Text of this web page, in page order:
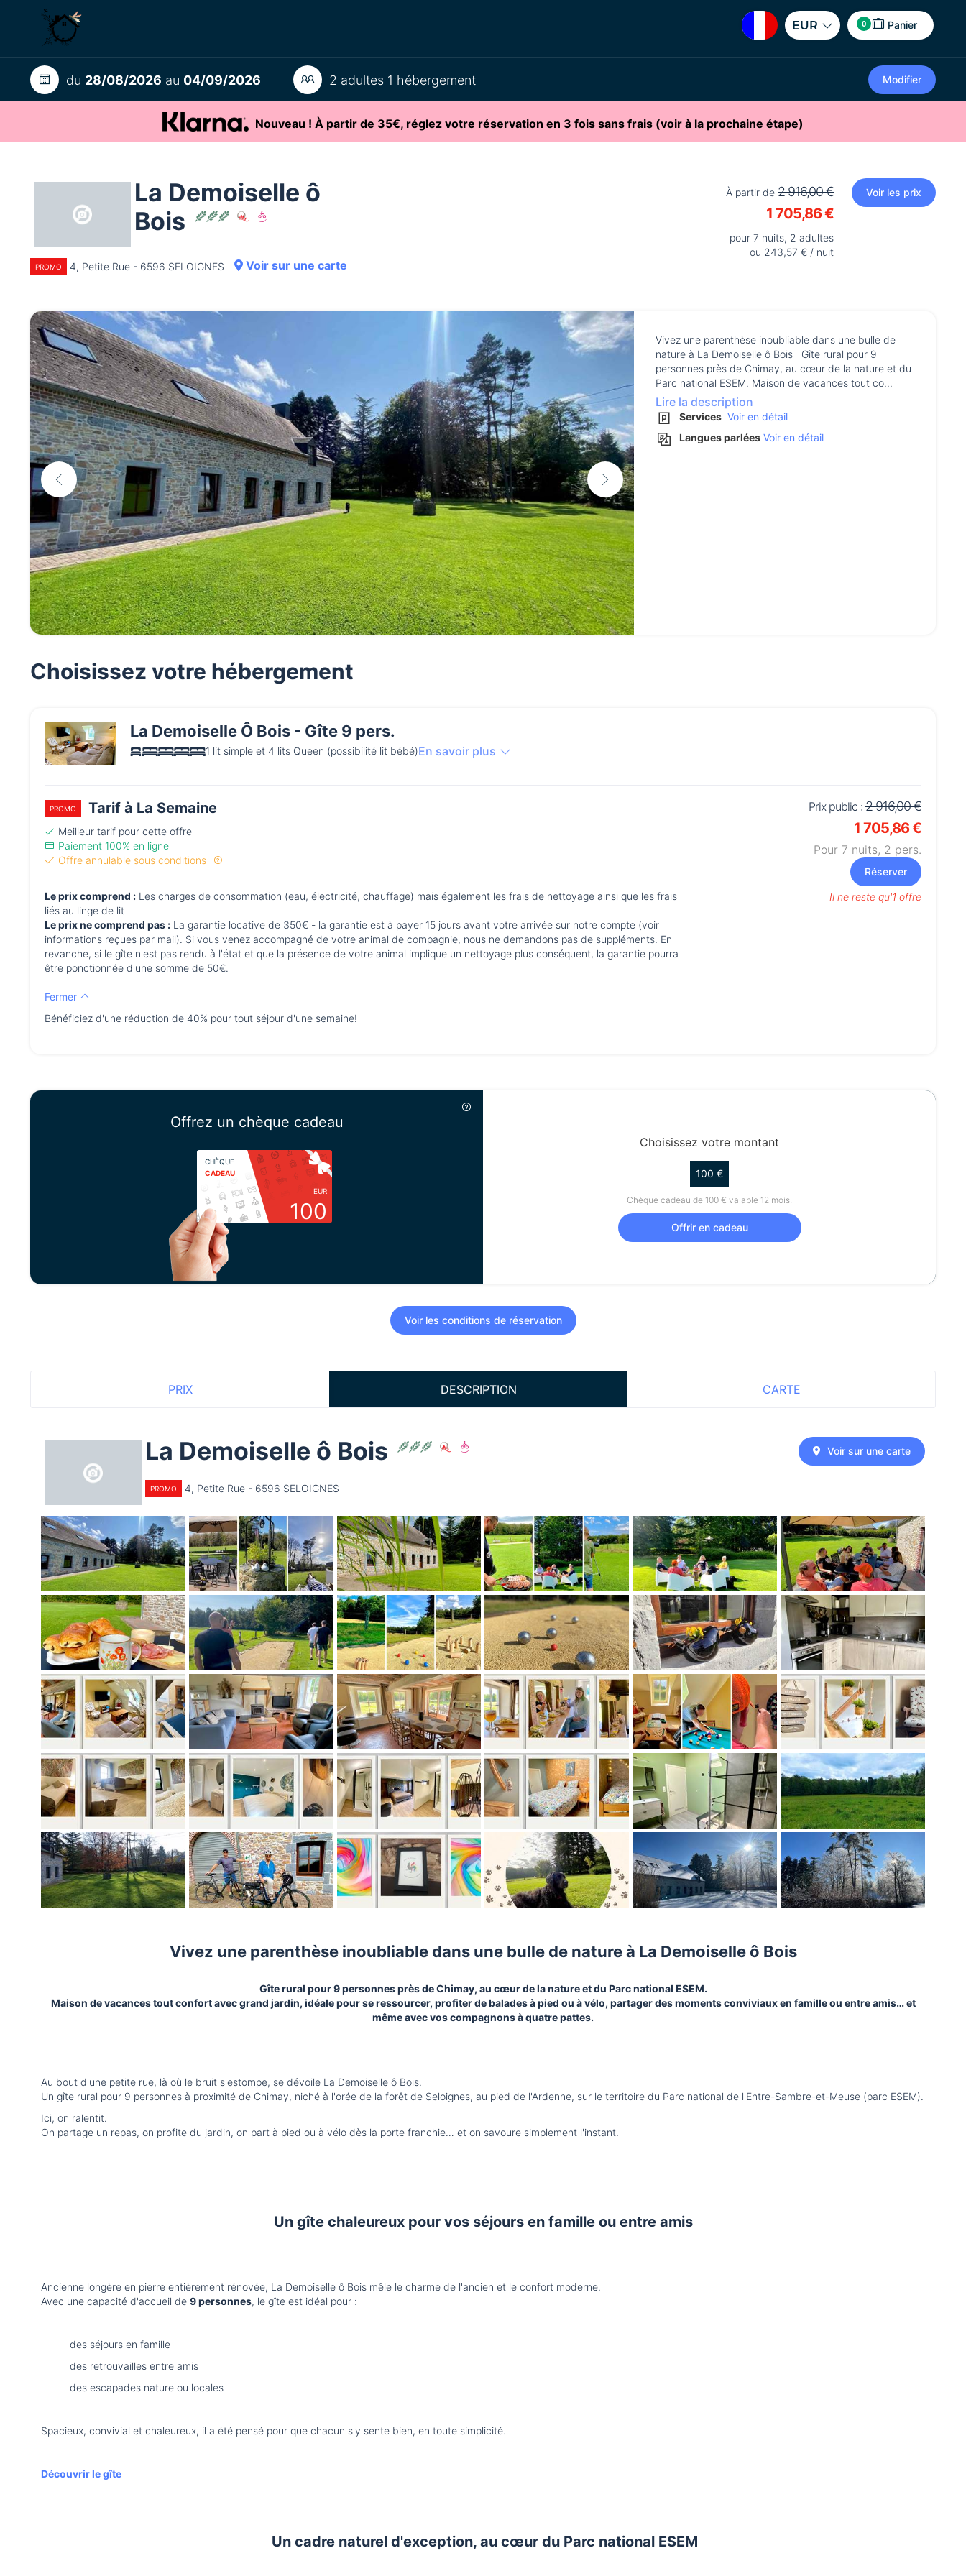
EUR 0 Panier
du 28/08/2026 au 04/09/2026 2 adultes 1 hébergement Modifier
Nouveau ! À partir de 35€, réglez votre réservation en 3 fois sans frais (voir à la prochaine étape)
La Demoiselle ô
Bois
PROMO 4, Petite Rue - 6596 SELOIGNES Voir sur une carte
À partir de 2 916,00 €
1 705,86 €
pour 7 nuits, 2 adultes
ou 243,57 € / nuit
Voir les prix
Vivez une parenthèse inoubliable dans une bulle de
nature à La Demoiselle ô Bois Gîte rural pour 9
personnes près de Chimay, au cœur de la nature et du
Parc national ESEM. Maison de vacances tout co...
Lire la description
Services Voir en détail
Langues parlées Voir en détail
Choisissez votre hébergement
La Demoiselle Ô Bois - Gîte 9 pers.
1 lit simple et 4 lits Queen (possibilité lit bébé)En savoir plus
PROMO Tarif à La Semaine
Meilleur tarif pour cette offre
Paiement 100% en ligne
Offre annulable sous conditions
Le prix comprend :
liés au linge de lit
Le prix ne comprend pas : La garantie locative de 350€ - la garantie est à payer 15 jours avant votre arrivée sur notre compte (voir
informations reçues par mail). Si vous venez accompagné de votre animal de compagnie, nous ne demandons pas de suppléments. En
revanche, si le gîte n'est pas rendu à l'état et que la présence de votre animal implique un nettoyage plus conséquent, la garantie pourra
être ponctionnée d'une somme de 50€.
Prix public : 2 916,00 €
1 705,86 €
Pour 7 nuits, 2 pers.
Réserver
Il ne reste qu'1 offre
Fermer
Bénéficiez d'une réduction de 40% pour tout séjour d'une semaine!
Offrez un chèque cadeau
CHÈQUE
CADEAU
EUR
100
Choisissez votre montant
100 €
Chèque cadeau de 100 € valable 12 mois.
Offrir en cadeau
Voir les conditions de réservation
PRIX DESCRIPTION CARTE
La Demoiselle ô Bois
PROMO 4, Petite Rue - 6596 SELOIGNES
Voir sur une carte
Vivez une parenthèse inoubliable dans une bulle de nature à La Demoiselle ô Bois
Gîte rural pour 9 personnes près de Chimay, au cœur de la nature et du Parc national ESEM.
Maison de vacances tout confort avec grand jardin, idéale pour se ressourcer, profiter de balades à pied ou à vélo, partager des moments conviviaux en famille ou entre amis… et
même avec vos compagnons à quatre pattes.
Au bout d'une petite rue, là où le bruit s'estompe, se dévoile La Demoiselle ô Bois.
Un gîte rural pour 9 personnes à proximité de Chimay, niché à l'orée de la forêt de Seloignes, au pied de l'Ardenne, sur le territoire du Parc national de l'Entre-Sambre-et-Meuse (parc ESEM).
Ici, on ralentit.
On partage un repas, on profite du jardin, on part à pied ou à vélo dès la porte franchie… et on savoure simplement l'instant.
Un gîte chaleureux pour vos séjours en famille ou entre amis
Ancienne longère en pierre entièrement rénovée, La Demoiselle ô Bois mêle le charme de l'ancien et le confort moderne.
Avec une capacité d'accueil de 9 personnes, le gîte est idéal pour :
des séjours en famille
des retrouvailles entre amis
des escapades nature ou locales
Spacieux, convivial et chaleureux, il a été pensé pour que chacun s'y sente bien, en toute simplicité.
Découvrir le gîte
Un cadre naturel d'exception, au cœur du Parc national ESEM